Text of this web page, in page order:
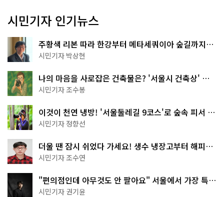
시민기자 인기뉴스
주황색 리본 따라 한강부터 메타세쿼이아 숲길까지…
서울둘레길 15코스
시민기자 박상현
나의 마음을 사로잡은 건축물은? '서울시 건축상' 수
상작 공개!
시민기자 조수봉
이것이 천연 냉방! '서울둘레길 9코스'로 숲속 피서 떠
나볼까
시민기자 정향선
더울 땐 잠시 쉬었다 가세요! 생수 냉장고부터 해피소
·무더위쉼터까지
시민기자 조수연
"편의점인데 아무것도 안 팔아요" 서울에서 가장 특별
한 편의점의 정체
시민기자 권기윤